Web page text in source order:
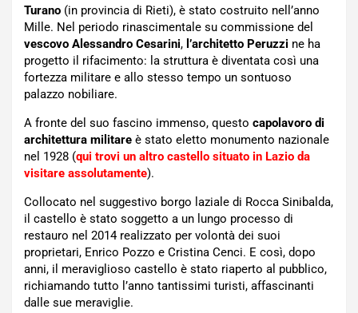
Turano (in provincia di Rieti), è stato costruito nell’anno
Mille. Nel periodo rinascimentale su commissione del
vescovo Alessandro Cesarini, l’architetto Peruzzi ne ha
progetto il rifacimento: la struttura è diventata così una
fortezza militare e allo stesso tempo un sontuoso
palazzo nobiliare.
A fronte del suo fascino immenso, questo capolavoro di
architettura militare è stato eletto monumento nazionale
nel 1928 (qui trovi un altro castello situato in Lazio da
visitare assolutamente).
Collocato nel suggestivo borgo laziale di Rocca Sinibalda,
il castello è stato soggetto a un lungo processo di
restauro nel 2014 realizzato per volontà dei suoi
proprietari, Enrico Pozzo e Cristina Cenci. E così, dopo
anni, il meraviglioso castello è stato riaperto al pubblico,
richiamando tutto l’anno tantissimi turisti, affascinanti
dalle sue meraviglie.